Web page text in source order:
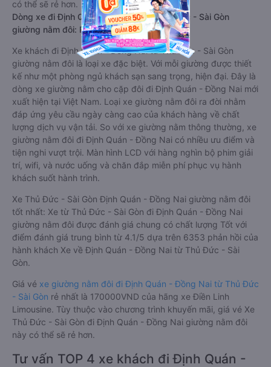
có thể sẽ rẻ hơn.
Dòng xe đi Định Quán - Đồng Nai từ Thủ Đức - Sài Gòn
giường nằm đôi: Riêng tư, đầy đủ tiện nghi
Xe khách đi Định Quán - Đồng Nai từ Thủ Đức - Sài Gòn
giường nằm đôi là loại xe đặc biệt. Với mỗi giường được thiết
kế như một phòng ngủ khách sạn sang trọng, hiện đại. Đây là
dòng xe giường nằm cho cặp đôi đi Định Quán - Đồng Nai mới
xuất hiện tại Việt Nam. Loại xe giường nằm đôi ra đời nhằm
đáp ứng yêu cầu ngày càng cao của khách hàng về chất
lượng dịch vụ vận tải. So với xe giường nằm thông thường, xe
giường nằm đôi đi Định Quán - Đồng Nai có nhiều ưu điểm và
tiện nghi vượt trội. Màn hình LCD với hàng nghìn bộ phim giải
trí, wifi, và nước uống và chăn đắp miễn phí phục vụ hành
khách suốt hành trình.
Xe Thủ Đức - Sài Gòn Định Quán - Đồng Nai giường nằm đôi
tốt nhất: Xe từ Thủ Đức - Sài Gòn đi Định Quán - Đồng Nai
giường nằm đôi được đánh giá chung có chất lượng Tốt với
điểm đánh giá trung bình từ 4.1/5 dựa trên 6353 phản hồi của
hành khách Xe về Định Quán - Đồng Nai từ Thủ Đức - Sài
Gòn.
Giá vé xe giường nằm đôi đi Định Quán - Đồng Nai từ Thủ Đức
- Sài Gòn rẻ nhất là 170000VND của hãng xe Điền Linh
Limousine. Tùy thuộc vào chương trình khuyến mãi, giá vé Xe
Thủ Đức - Sài Gòn đi Định Quán - Đồng Nai giường nằm đôi
này có thể sẽ rẻ hơn.
Tư vấn TOP 4 xe khách đi Định Quán -